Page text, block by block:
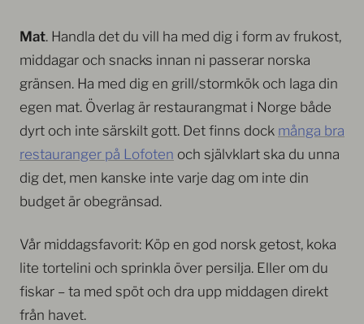
Mat. Handla det du vill ha med dig i form av frukost,
middagar och snacks innan ni passerar norska
gränsen. Ha med dig en grill/stormkök och laga din
egen mat. Överlag är restaurangmat i Norge både
dyrt och inte särskilt gott. Det finns dock många bra
restauranger på Lofoten och självklart ska du unna
dig det, men kanske inte varje dag om inte din
budget är obegränsad.
Vår middagsfavorit: Köp en god norsk getost, koka
lite tortelini och sprinkla över persilja. Eller om du
fiskar – ta med spöt och dra upp middagen direkt
från havet.